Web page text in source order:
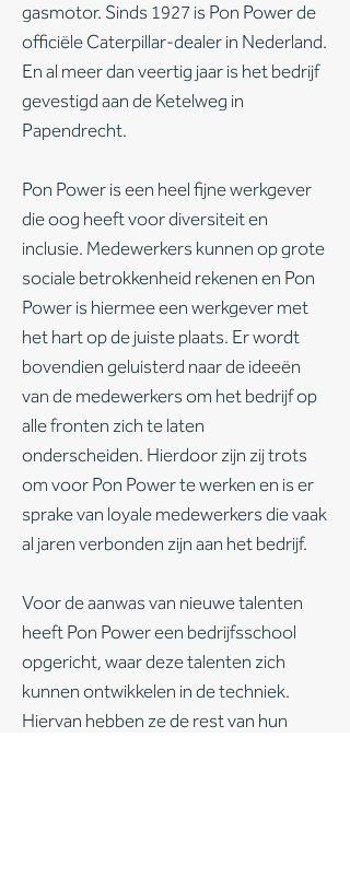
gasmotor. Sinds 1927 is Pon Power de
officiële Caterpillar-dealer in Nederland.
En al meer dan veertig jaar is het bedrijf
gevestigd aan de Ketelweg in
Papendrecht.
Pon Power is een heel fijne werkgever
die oog heeft voor diversiteit en
inclusie. Medewerkers kunnen op grote
sociale betrokkenheid rekenen en Pon
Power is hiermee een werkgever met
het hart op de juiste plaats. Er wordt
bovendien geluisterd naar de ideeën
van de medewerkers om het bedrijf op
alle fronten zich te laten
onderscheiden. Hierdoor zijn zij trots
om voor Pon Power te werken en is er
sprake van loyale medewerkers die vaak
al jaren verbonden zijn aan het bedrijf.
Voor de aanwas van nieuwe talenten
heeft Pon Power een bedrijfsschool
opgericht, waar deze talenten zich
kunnen ontwikkelen in de techniek.
Hiervan hebben ze de rest van hun